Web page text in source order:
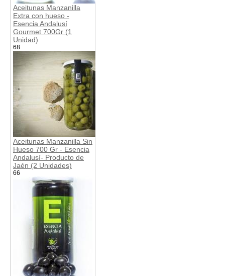
Aceitunas Manzanilla
Extra con hueso -
Esencia Andalusí
Gourmet 700Gr (1
Unidad)
68
Aceitunas Manzanilla Sin
Hueso 700 Gr - Esencia
Andalusí- Producto de
Jaén (2 Unidades)
66